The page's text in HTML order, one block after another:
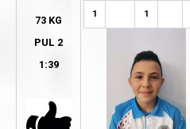
73 KG
PUL 2
1:39
1 1